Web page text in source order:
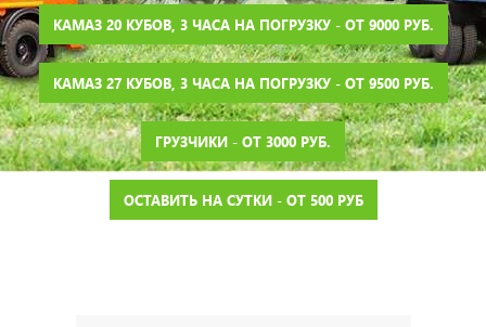
КАМАЗ 20 КУБОВ, 3 ЧАСА НА ПОГРУЗКУ - ОТ 9000 РУБ.
КАМАЗ 27 КУБОВ, 3 ЧАСА НА ПОГРУЗКУ - ОТ 9500 РУБ.
ГРУЗЧИКИ - ОТ 3000 РУБ.
ОСТАВИТЬ НА СУТКИ - ОТ 500 РУБ